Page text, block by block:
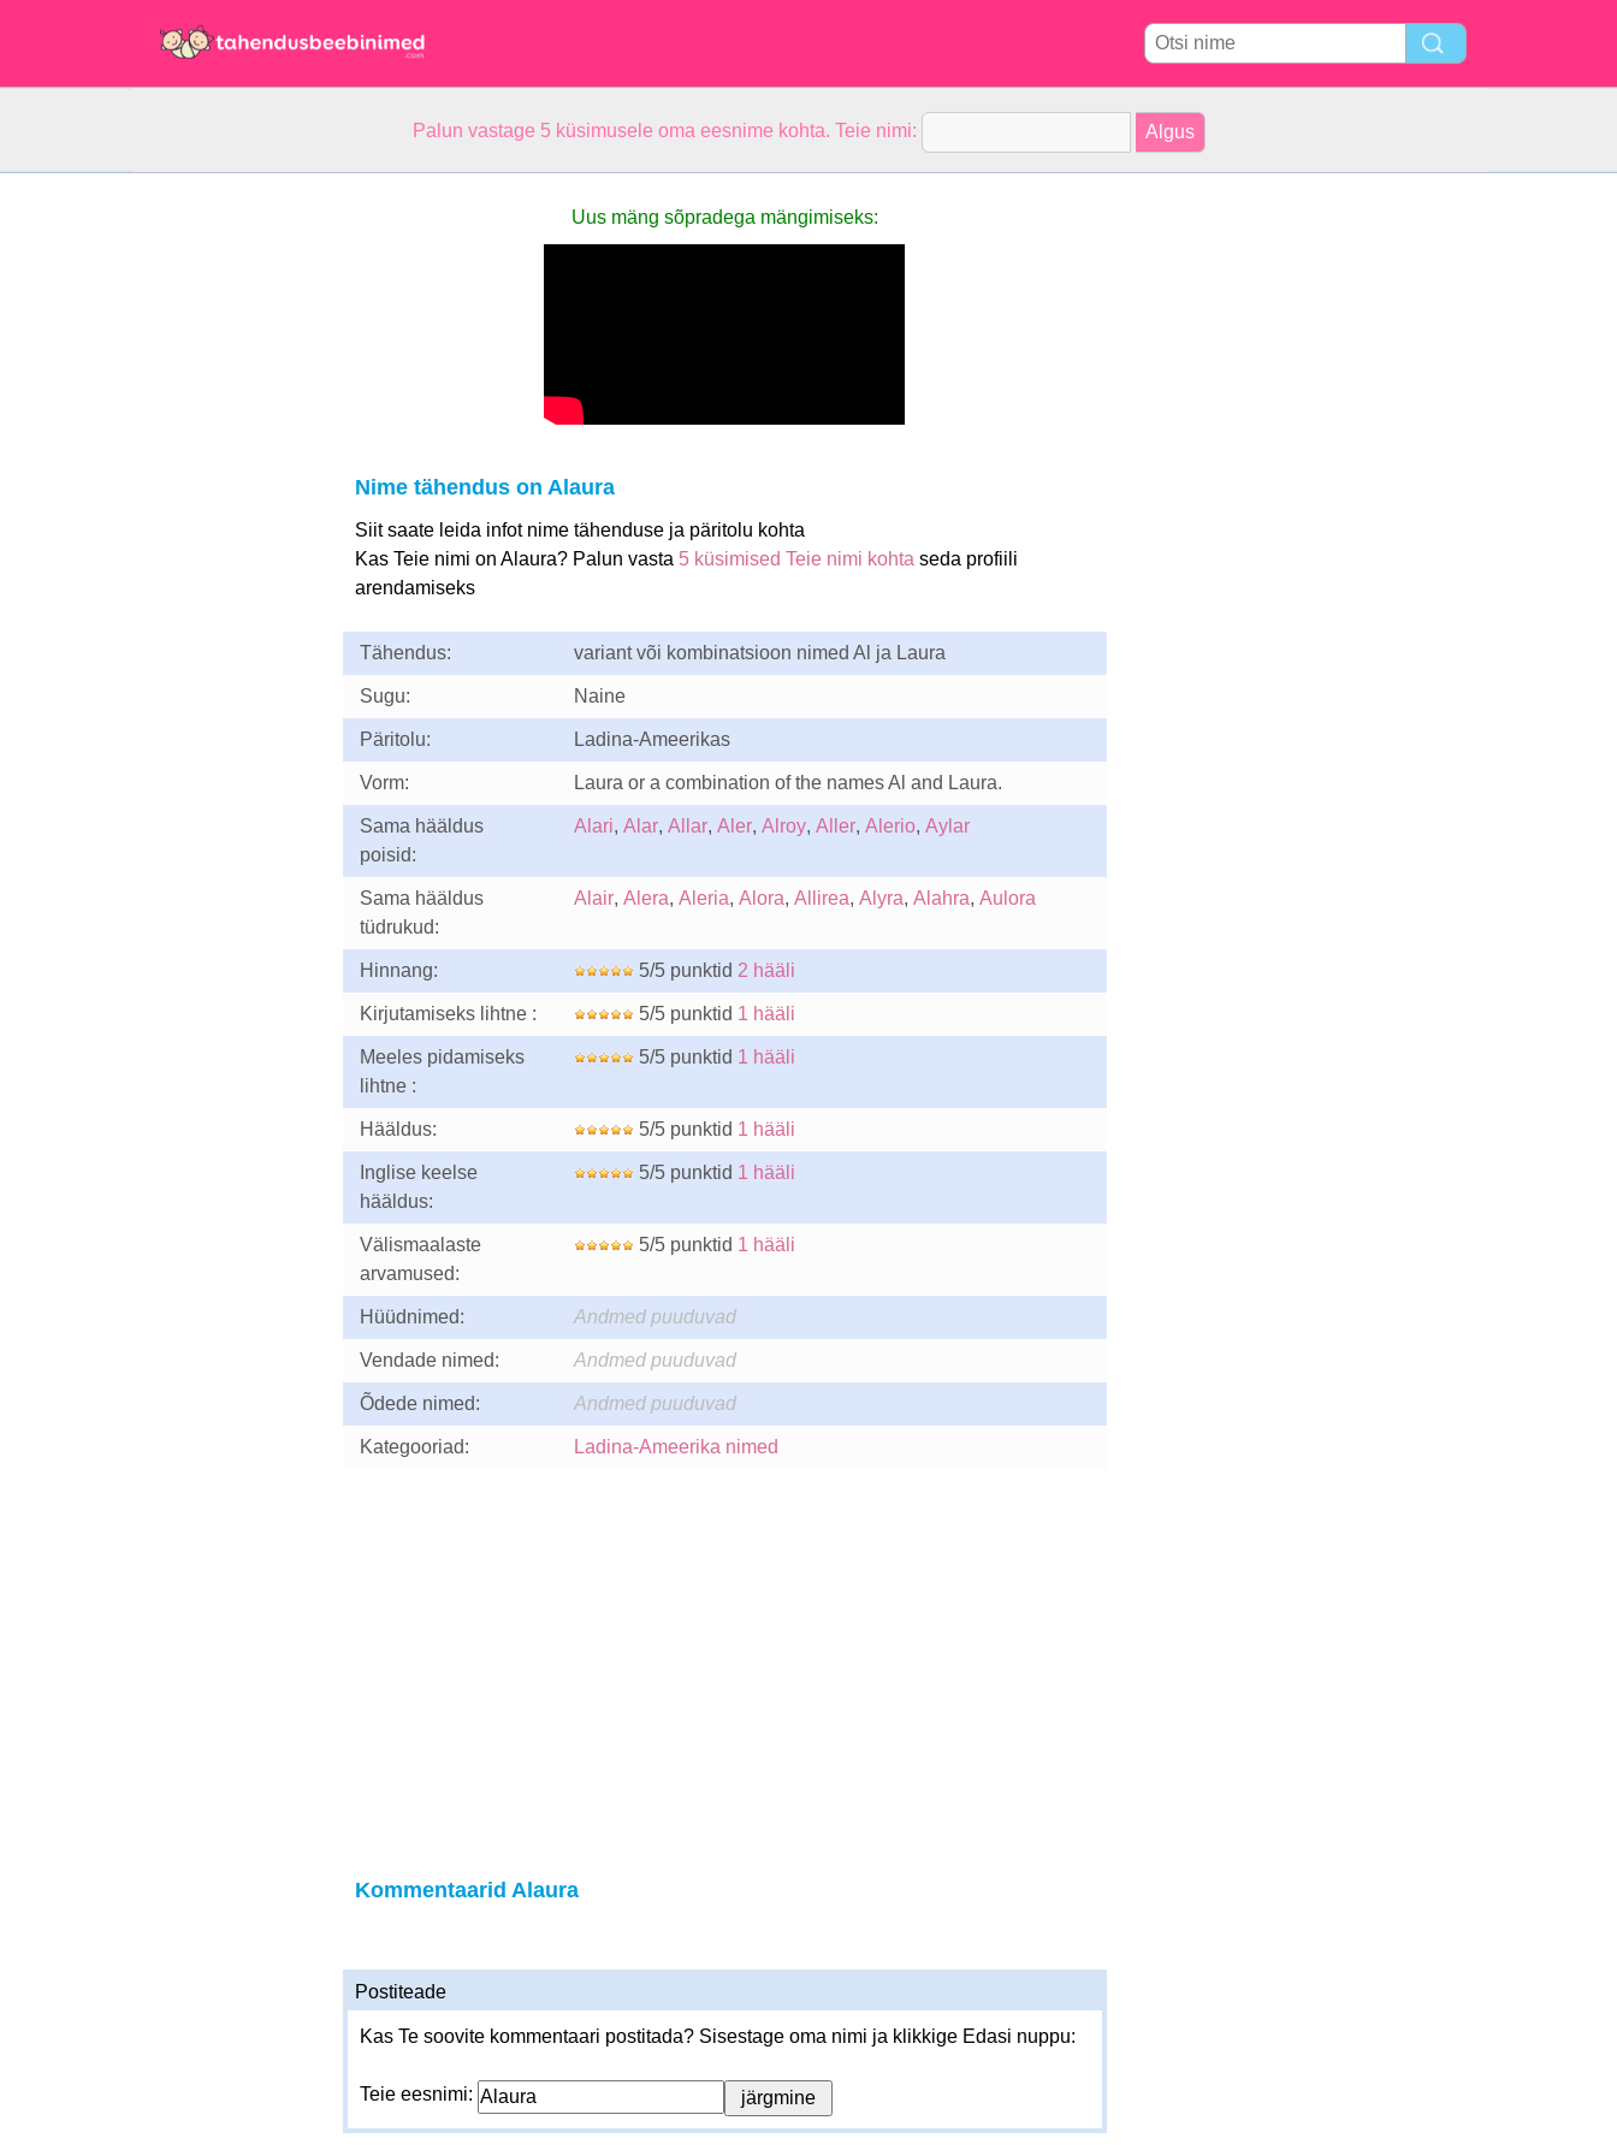
Palun vastage 5 küsimusele oma eesnime kohta. Teie nimi:
Uus mäng sõpradega mängimiseks:
Nime tähendus on Alaura
Siit saate leida infot nime tähenduse ja päritolu kohta
Kas Teie nimi on Alaura? Palun vasta 5 küsimised Teie nimi kohta seda profiili
arendamiseks
Tähendus: variant või kombinatsioon nimed Al ja Laura
Sugu: Naine
Päritolu: Ladina-Ameerikas
Vorm: Laura or a combination of the names Al and Laura.
Sama hääldus
poisid:
Alari, Alar, Allar, Aler, Alroy, Aller, Alerio, Aylar
Sama hääldus
tüdrukud:
Alair, Alera, Aleria, Alora, Allirea, Alyra, Alahra, Aulora
Hinnang: 5/5 punktid 2 hääli
Kirjutamiseks lihtne : 5/5 punktid 1 hääli
Meeles pidamiseks
lihtne :
5/5 punktid 1 hääli
Hääldus: 5/5 punktid 1 hääli
Inglise keelse
hääldus:
5/5 punktid 1 hääli
Välismaalaste
arvamused:
5/5 punktid 1 hääli
Hüüdnimed: Andmed puuduvad
Vendade nimed: Andmed puuduvad
Õdede nimed: Andmed puuduvad
Kategooriad: Ladina-Ameerika nimed
Kommentaarid Alaura
Postiteade
Kas Te soovite kommentaari postitada? Sisestage oma nimi ja klikkige Edasi nuppu:
Teie eesnimi: